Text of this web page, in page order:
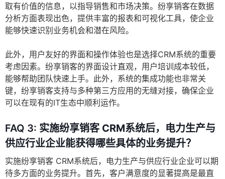
取有价值的信息，以指导销售和市场决策。纷享销客在数据
分析方面表现出色，提供丰富的报表和可视化工具，使企业
能够快速识别业务机会和潜在风险。
此外，用户友好的界面和操作体验也是选择CRM系统的重要
考虑因素。纷享销客的界面设计直观，用户培训成本较低，
能够帮助团队快速上手。此外，系统的集成功能也非常关
键，纷享销客支持与多种第三方应用的无缝对接，确保企业
可以在现有的IT生态中顺利运作。
FAQ 3: 实施纷享销客 CRM系统后，电力生产与
供应行业企业能获得哪些具体的业务提升？
实施纷享销客 CRM系统后，电力生产与供应行业企业可以期
待多方面的业务提升。首先，客户满意度的显著提高是最直